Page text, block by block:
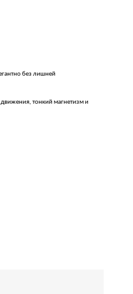
без лишней
движения, тонкий магнетизм и